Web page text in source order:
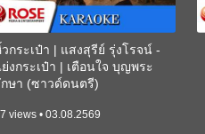
กระเป๋า | แสงสุรีย์ รุ่งโรจน์ -
งกระเป๋า | เตือนใจ บุญพระ
กษา (ซาวด์ดนตรี)
views • 03.08.2569